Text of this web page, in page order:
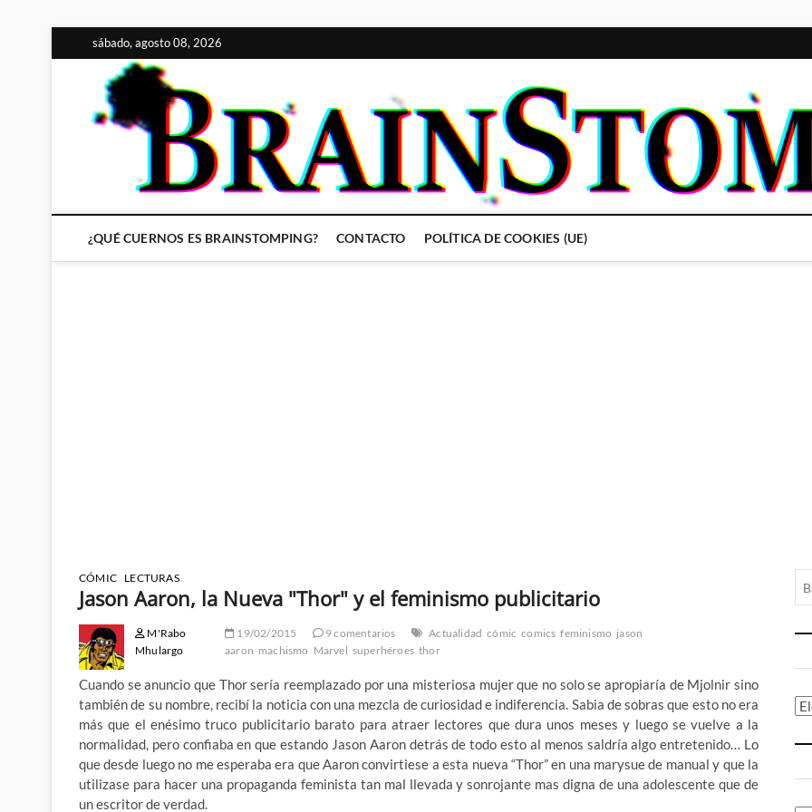
al
contenido
sábado, agosto 08, 2026
¿QUÉ CUERNOS ES BRAINSTOMPING? CONTACTO POLÍTICA DE COOKIES (UE)
CÓMIC LECTURAS
Jason Aaron, la Nueva "Thor" y el feminismo publicitario
M'Rabo
Mhulargo
19/02/2015 9 comentarios Actualidad cómic comics feminismo jason
aaron machismo Marvel superhéroes thor
Cuando se anuncio que Thor sería reemplazado por una misteriosa mujer que no solo se apropiaría de Mjolnir sino
también de su nombre, recibí la noticia con una mezcla de curiosidad e indiferencia. Sabia de sobras que esto no era
más que el enésimo truco publicitario barato para atraer lectores que dura unos meses y luego se vuelve a la
normalidad, pero confiaba en que estando Jason Aaron detrás de todo esto al menos saldría algo entretenido… Lo
que desde luego no me esperaba era que Aaron convirtiese a esta nueva “Thor” en una marysue de manual y que la
utilizase para hacer una propaganda feminista tan mal llevada y sonrojante mas digna de una adolescente que de
un escritor de verdad.